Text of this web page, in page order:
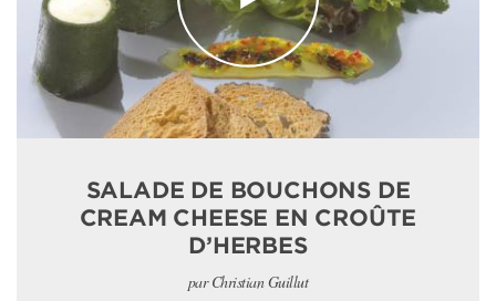
SALADE DE BOUCHONS DE
CREAM CHEESE EN CROÛTE
D’HERBES
par Christian Guillut